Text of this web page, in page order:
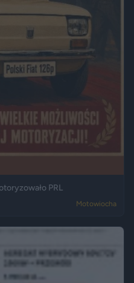
PRL
Motowiocha